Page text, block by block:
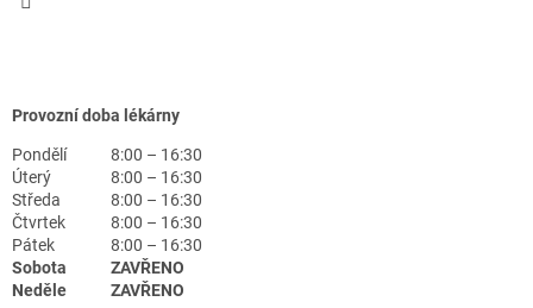
Provozní doba lékárny
Pondělí
8:00 – 16:30
Úterý
8:00 – 16:30
Středa
8:00 – 16:30
Čtvrtek
8:00 – 16:30
Pátek
8:00 – 16:30
Sobota
ZAVŘENO
Neděle
ZAVŘENO